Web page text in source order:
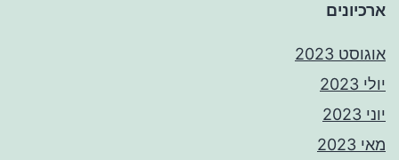
ארכיונים
אוגוסט 2023
יולי 2023
יוני 2023
מאי 2023